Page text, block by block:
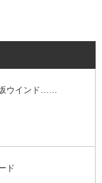
坂ウインド……
ド